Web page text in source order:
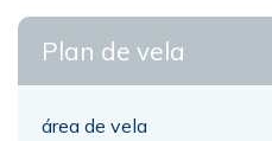
Plan de vela
área de vela